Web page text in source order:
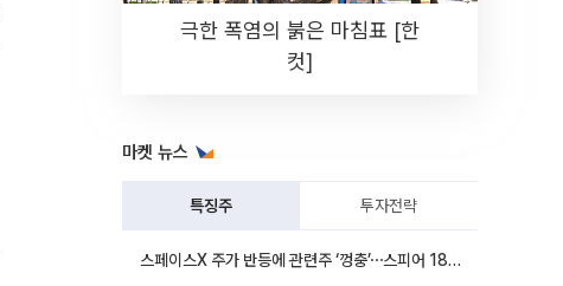
극한 폭염의 붉은 마침표 [한
컷]
마켓 뉴스
특징주 투자전략
스페이스X 주가 반등에 관련주 ‘껑충’⋯스피어 18%ㆍ에이치브이엠 12%↑